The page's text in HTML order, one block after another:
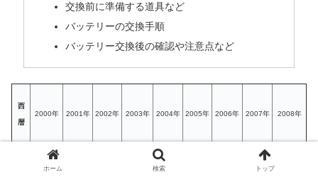
交換前に準備する道具など
バッテリーの交換手順
バッテリー交換後の確認や注意点など
西
暦
2000年 2001年 2002年 2003年 2004年 2005年 2006年 2007年 2008年
平成12 平成16 平成19
ホーム 検索 トップ